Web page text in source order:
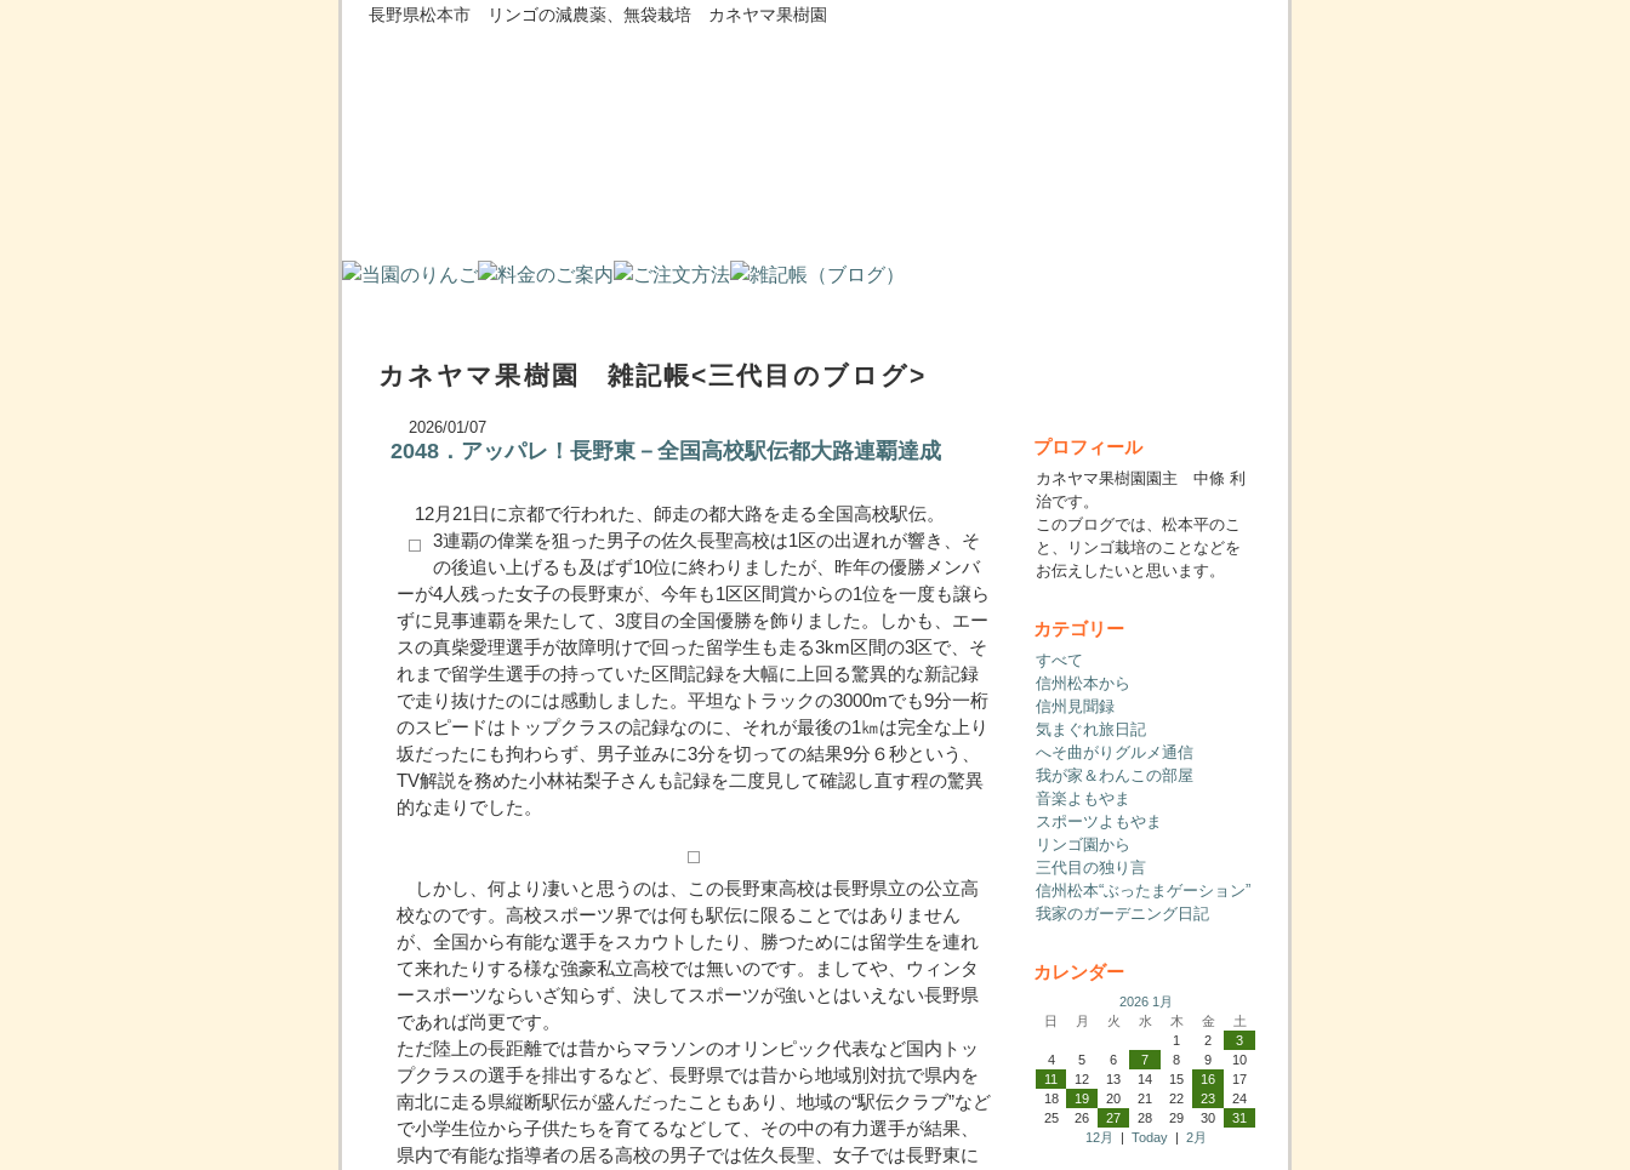
長野県松本市 リンゴの減農薬、無袋栽培 カネヤマ果樹園
カネヤマ果樹園 雑記帳<三代目のブログ>
2026/01/07
2048．アッパレ！長野東－全国高校駅伝都大路連覇達成
12月21日に京都で行われた、師走の都大路を走る全国高校駅伝。
3連覇の偉業を狙った男子の佐久長聖高校は1区の出遅れが響き、そ
の後追い上げるも及ばず10位に終わりましたが、昨年の優勝メンバ
ーが4人残った女子の長野東が、今年も1区区間賞からの1位を一度も譲ら
ずに見事連覇を果たして、3度目の全国優勝を飾りました。しかも、エー
スの真柴愛理選手が故障明けで回った留学生も走る3km区間の3区で、そ
れまで留学生選手の持っていた区間記録を大幅に上回る驚異的な新記録
で走り抜けたのには感動しました。平坦なトラックの3000mでも9分一桁
のスピードはトップクラスの記録なのに、それが最後の1㎞は完全な上り
坂だったにも拘わらず、男子並みに3分を切っての結果9分６秒という、
TV解説を務めた小林祐梨子さんも記録を二度見して確認し直す程の驚異
的な走りでした。
しかし、何より凄いと思うのは、この長野東高校は長野県立の公立高
校なのです。高校スポーツ界では何も駅伝に限ることではありません
が、全国から有能な選手をスカウトしたり、勝つためには留学生を連れ
て来れたりする様な強豪私立高校では無いのです。ましてや、ウィンタ
ースポーツならいざ知らず、決してスポーツが強いとはいえない長野県
であれば尚更です。
ただ陸上の長距離では昔からマラソンのオリンピック代表など国内トッ
プクラスの選手を排出するなど、長野県では昔から地域別対抗で県内を
南北に走る県縦断駅伝が盛んだったこともあり、地域の“駅伝クラブ”など
で小学生位から子供たちを育てるなどして、その中の有力選手が結果、
県内で有能な指導者の居る高校の男子では佐久長聖、女子では長野東に
プロフィール
カネヤマ果樹園園主 中條 利
治です。
このブログでは、松本平のこ
と、リンゴ栽培のことなどを
お伝えしたいと思います。
カテゴリー
すべて
信州松本から
信州見聞録
気まぐれ旅日記
へそ曲がりグルメ通信
我が家＆わんこの部屋
音楽よもやま
スポーツよもやま
リンゴ園から
三代目の独り言
信州松本“ぶったまゲーション”
我家のガーデニング日記
カレンダー
2026 1月
日
月 火 水 木 金
土
1
2
3
4
5 6 7 8 9
10
11
12 13 14 15 16
17
18
19 20 21 22 23
24
25
26 27 28 29 30
31
12月
| Today| 2月